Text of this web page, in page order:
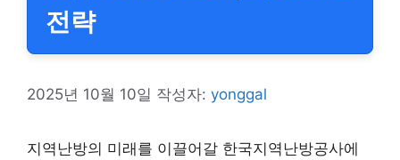
전략
2025년 10월 10일 작성자: yonggal
지역난방의 미래를 이끌어갈 한국지역난방공사에